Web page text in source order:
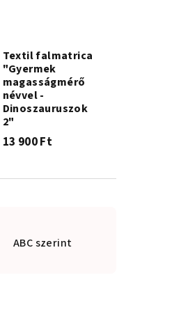
Textil falmatrica
"Gyermek
magasságmérő
névvel -
Dinoszauruszok
2"
13 900 Ft
ABC szerint